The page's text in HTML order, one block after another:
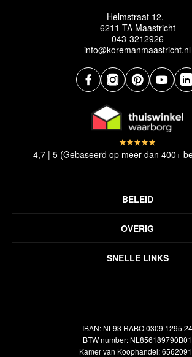
Helmstraat 12,
6211 TA Maastricht
043-3212926
info@koremanmaastricht.nl
SNELLE LINKS
OVERIG
Veelgestelde vragen
BELEID
Verzendbeleid
4,7 | 5 (Gebaseerd op meer dan 400+
IBAN: NL93 RABO 0309 1295 24
BTW number: NL856189790B01
Kamer van Koophandel: